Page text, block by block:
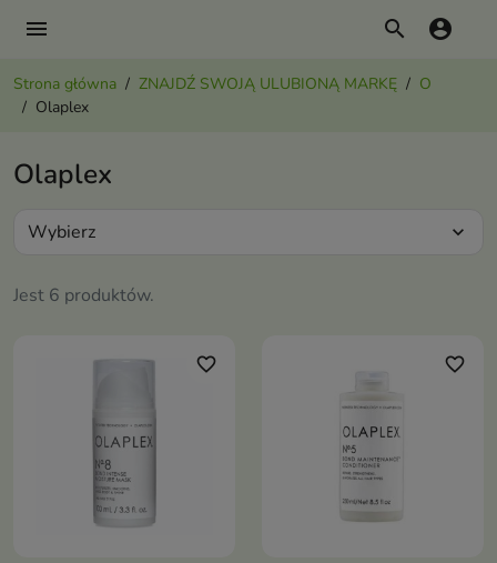
menu search account_circle
Strona główna ZNAJDŹ SWOJĄ ULUBIONĄ MARKĘ
O
Olaplex
Olaplex
Jest 6 produktów.
Wybierz expand_more
favorite_border favorite_border